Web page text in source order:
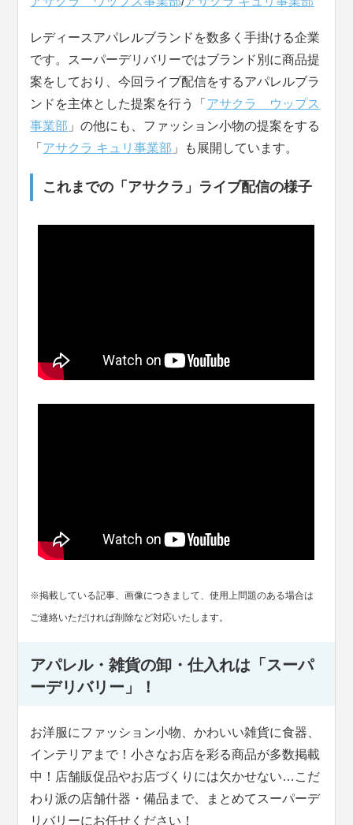
レディースアパレルブランドを数多く手掛ける企業
です。スーパーデリバリーではブランド別に商品提
案をしており、今回ライブ配信をするアパレルブラ
ンドを主体とした提案を行う「 アサクラ ウップス
事業部 」の他にも、ファッション小物の提案をする
「 アサクラ キュリ事業部 」も展開しています。
これまでの「アサクラ」ライブ配信の様子
※掲載している記事、画像につきまして、使用上問題のある場合は
ご連絡いただければ削除など対応いたします。
アパレル・雑貨の卸・仕入れは「スーパ
ーデリバリー」！
お洋服にファッション小物、かわいい雑貨に食器、
インテリアまで！小さなお店を彩る商品が多数掲載
中！店舗販促品やお店づくりには欠かせない…こだ
わり派の店舗什器・備品まで、まとめてスーパーデ
リバリーにお任せください！